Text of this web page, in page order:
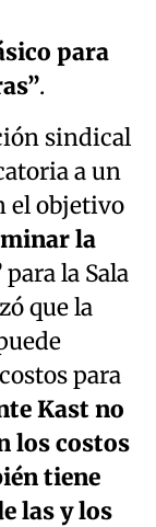
para
.
sindical
a un
el objetivo
la
para la Sala
que la
para
Kast no
los costos
tiene
las y los